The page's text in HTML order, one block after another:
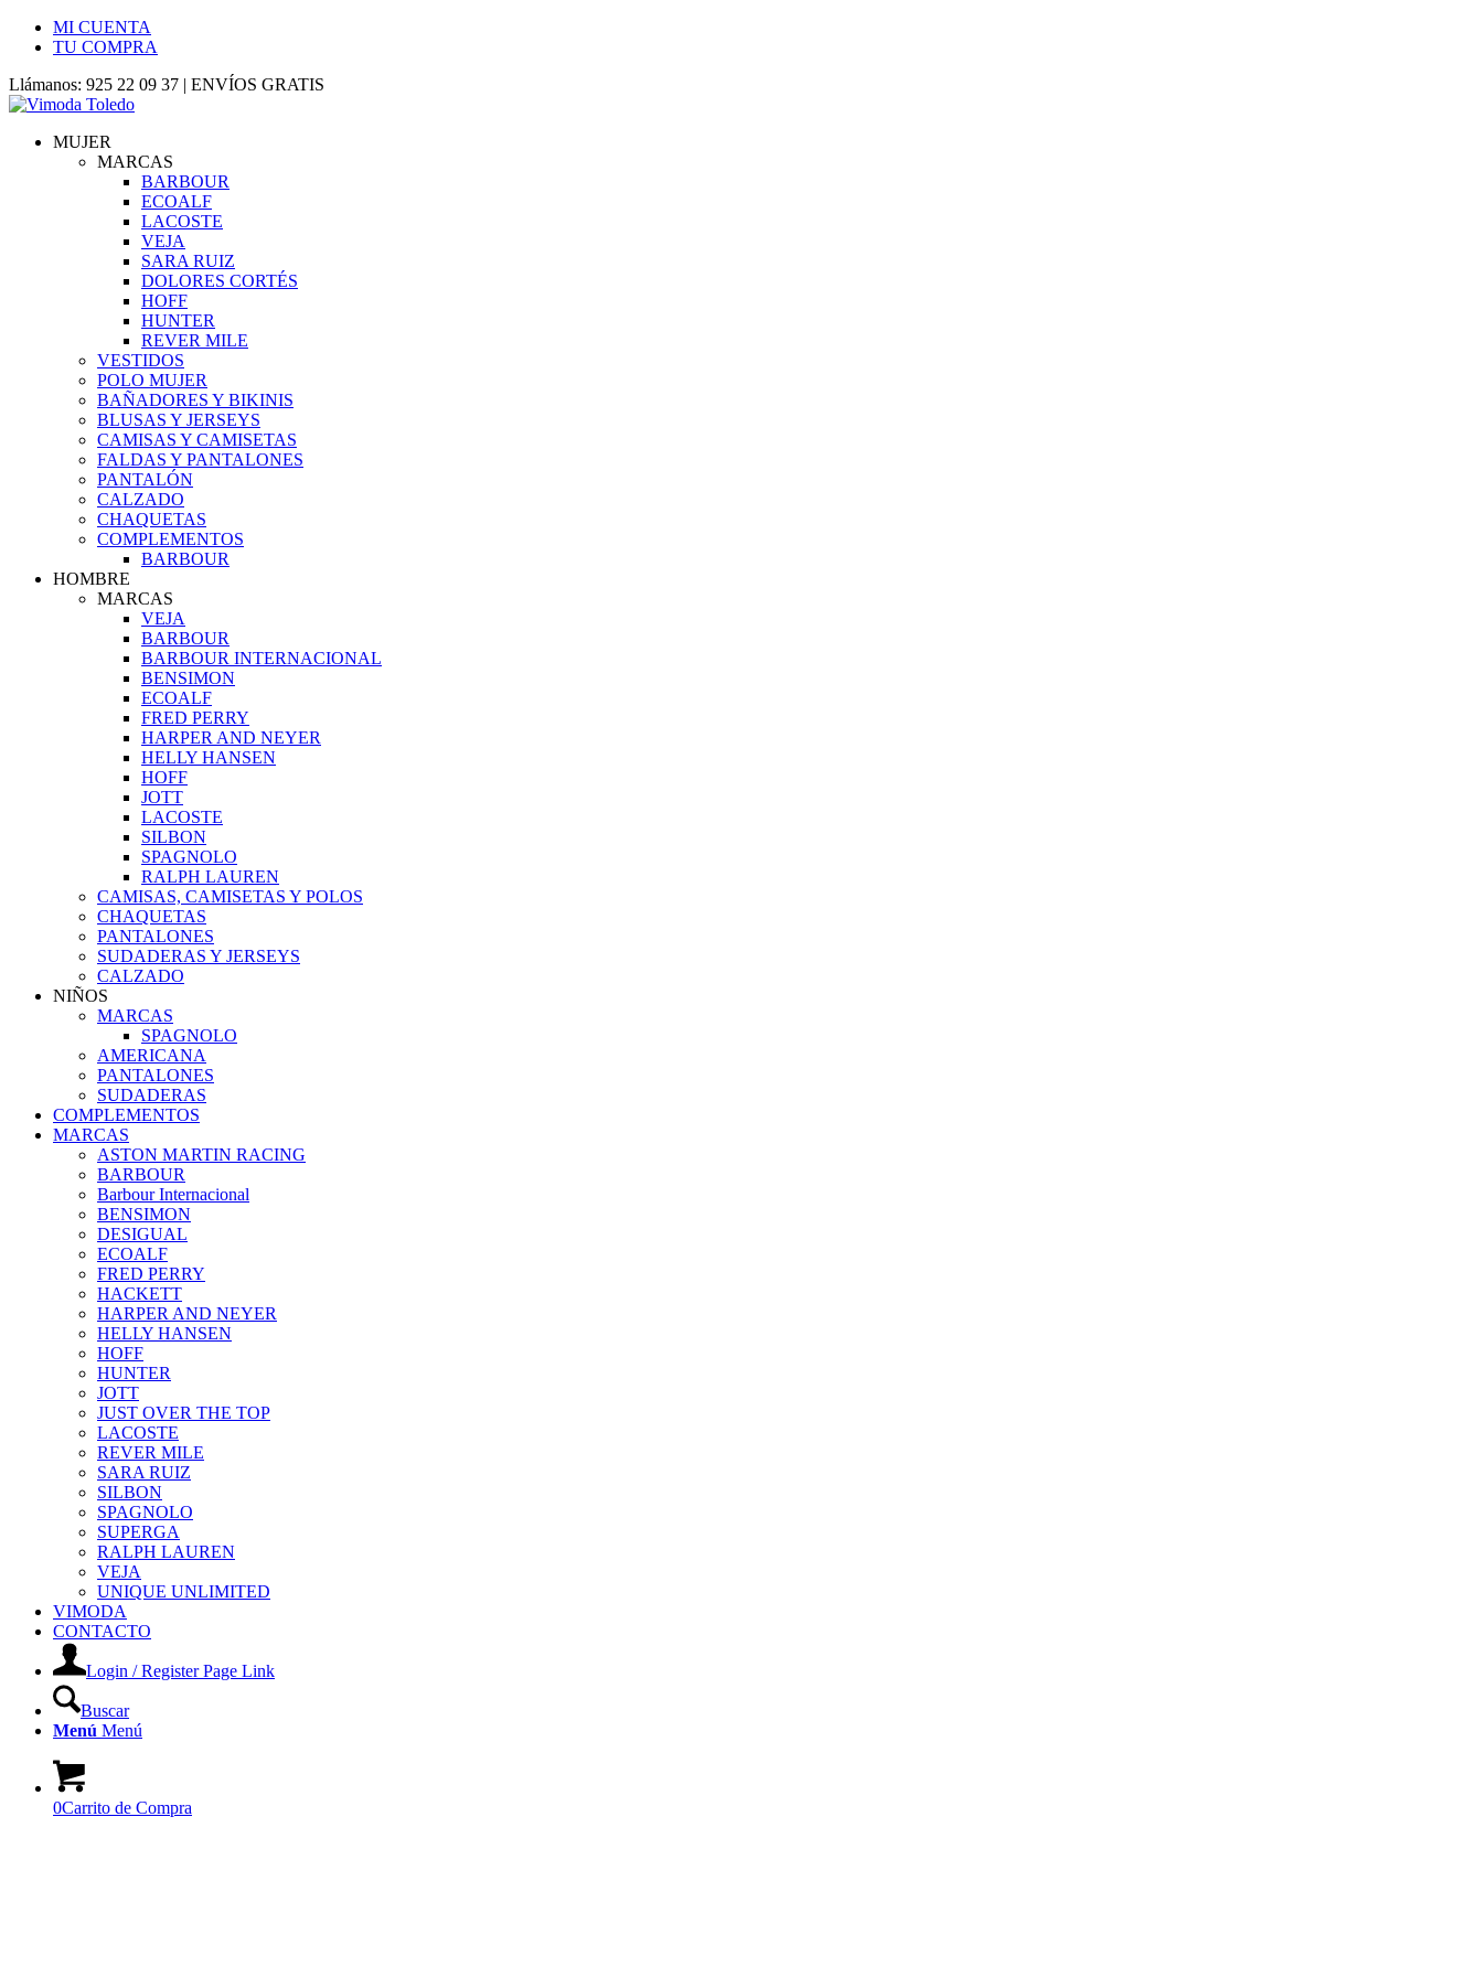
MI CUENTA
TU COMPRA
Llámanos: 925 22 09 37 | ENVÍOS GRATIS
MUJER
MARCAS
BARBOUR
ECOALF
LACOSTE
VEJA
SARA RUIZ
DOLORES CORTÉS
HOFF
HUNTER
REVER MILE
VESTIDOS
POLO MUJER
BAÑADORES Y BIKINIS
BLUSAS Y JERSEYS
CAMISAS Y CAMISETAS
FALDAS Y PANTALONES
PANTALÓN
CALZADO
CHAQUETAS
COMPLEMENTOS
BARBOUR
HOMBRE
MARCAS
VEJA
BARBOUR
BARBOUR INTERNACIONAL
BENSIMON
ECOALF
FRED PERRY
HARPER AND NEYER
HELLY HANSEN
HOFF
JOTT
LACOSTE
SILBON
SPAGNOLO
RALPH LAUREN
CAMISAS, CAMISETAS Y POLOS
CHAQUETAS
PANTALONES
SUDADERAS Y JERSEYS
CALZADO
NIÑOS
MARCAS
SPAGNOLO
AMERICANA
PANTALONES
SUDADERAS
COMPLEMENTOS
MARCAS
ASTON MARTIN RACING
BARBOUR
Barbour Internacional
BENSIMON
DESIGUAL
ECOALF
FRED PERRY
HACKETT
HARPER AND NEYER
HELLY HANSEN
HOFF
HUNTER
JOTT
JUST OVER THE TOP
LACOSTE
REVER MILE
SARA RUIZ
SILBON
SPAGNOLO
SUPERGA
RALPH LAUREN
VEJA
UNIQUE UNLIMITED
VIMODA
CONTACTO
Login / Register Page Link
Buscar
Menú Menú
0Carrito de Compra